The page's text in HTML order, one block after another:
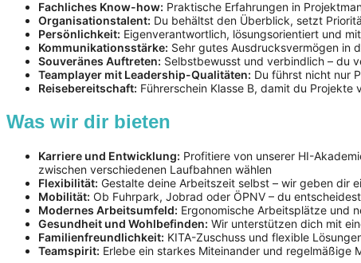
Fachliches Know-how: Praktische Erfahrungen in
Organisationstalent: Du behältst den Überblick, setzt
Persönlichkeit: Eigenverantwortlich, lösungsorientiert und
Kommunikationsstärke: Sehr gutes Ausdrucksvermögen in
Souveränes Auftreten: Selbstbewusst und verbindlich – du
Teamplayer mit Leadership-Qualitäten: Du führst nicht nur
Reisebereitschaft: Führerschein Klasse B, damit du Projekte
Was wir dir bieten
Karriere und Entwicklung: Profitiere von unserer HI-
zwischen verschiedenen Laufbahnen wählen
Flexibilität: Gestalte deine Arbeitszeit selbst – wir geben dir
Mobilität: Ob Fuhrpark, Jobrad oder ÖPNV – du
Modernes Arbeitsumfeld: Ergonomische Arbeitsplätze und
Gesundheit und Wohlbefinden: Wir unterstützen dich mit
Familienfreundlichkeit: KITA-Zuschuss und flexible
Teamspirit: Erlebe ein starkes Miteinander und